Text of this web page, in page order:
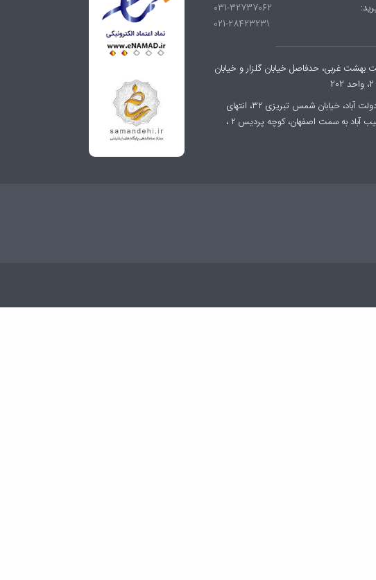
031-32737062
021-28423231
بهشت غربی، حدفاصل خیابان گلزار و خیابان
چاپخانه : اصفهان، شهرک صنعتی دولت آباد، خیابان شمس تبریزی ۳۲، انتهای
خیابان، اولین کوچه داخل جاده حبیب آباد به سمت اصفهان، کوچه پردیس ۲ ،